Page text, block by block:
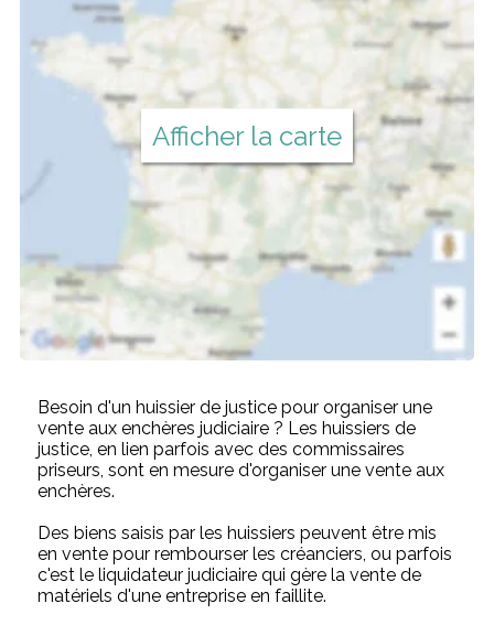
Afficher la carte
Besoin d'un huissier de justice pour organiser une
vente aux enchères judiciaire ? Les huissiers de
justice, en lien parfois avec des commissaires
priseurs, sont en mesure d'organiser une vente aux
enchères.
Des biens saisis par les huissiers peuvent être mis
en vente pour rembourser les créanciers, ou parfois
c'est le liquidateur judiciaire qui gère la vente de
matériels d'une entreprise en faillite.